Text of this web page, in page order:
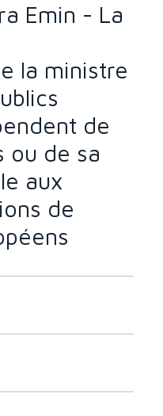
Emin - La
la ministre
de
ou de sa
aux
de